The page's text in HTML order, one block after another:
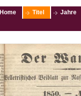
Home Titel Jahre